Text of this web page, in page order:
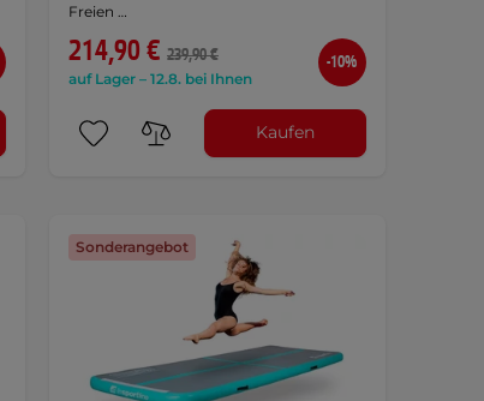
Freien …
214,90 € 239,90 €
auf Lager – 12.8. bei Ihnen
-10%
Kaufen
Sonderangebot